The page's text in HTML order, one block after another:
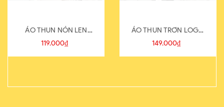
ÁO THUN NÓN LEN
821-1
119.000₫
ÁO THUN TRƠN LOGO
SAU
149.000₫